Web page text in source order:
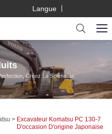
Langue
Créez La Splendeur.
Excavateur Komatsu PC 130-7
D'occasion D'origine Japonaise